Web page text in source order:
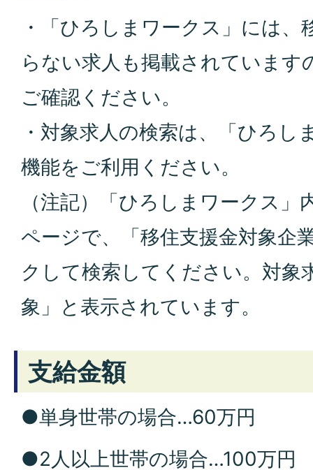
・「ひろしまワークス」には、
らない求人も掲載されています
ご確認ください。
・対象求人の検索は、「ひろし
機能をご利用ください。
（注記）「ひろしまワークス
ページで、「移住支援金対象企
クして検索してください。対象
象」と表示されています。
支給金額
●単身世帯の場合…60万円
●2人以上世帯の場合…100万円